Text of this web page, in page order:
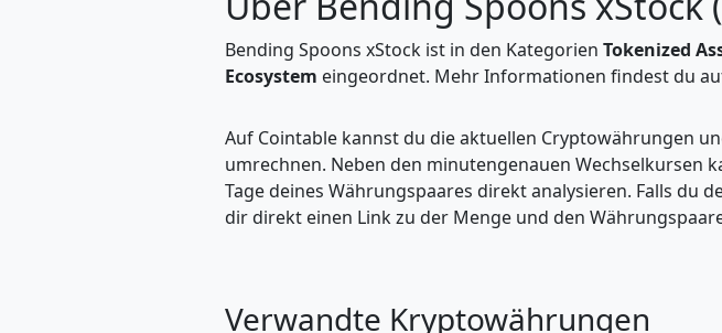
Bending Spoons xStock ist in den Kategorien Tokenized
Ecosystem eingeordnet. Mehr Informationen findest du
Auf Cointable kannst du die aktuellen Cryptowährungen
umrechnen. Neben den minutengenauen Wechselkursen
Tage deines Währungspaares direkt analysieren. Falls
dir direkt einen Link zu der Menge und den
Verwandte Kryptowährungen